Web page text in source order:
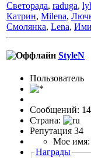
Светорада, raduga,
Катрин, Milena,
Смолянка, Lena,
StyleN
Пользовaтeль
Сообщений:
Страна:
Репутация 34
Мое имя:
Награды